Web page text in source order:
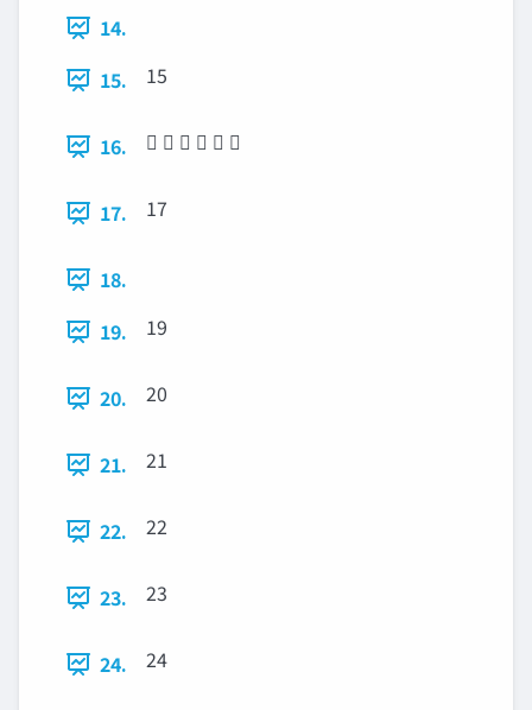
14.
15.
15
16.      
17. 17
18.
19.
19
20. 20
21. 21
22. 22
23. 23
24. 24